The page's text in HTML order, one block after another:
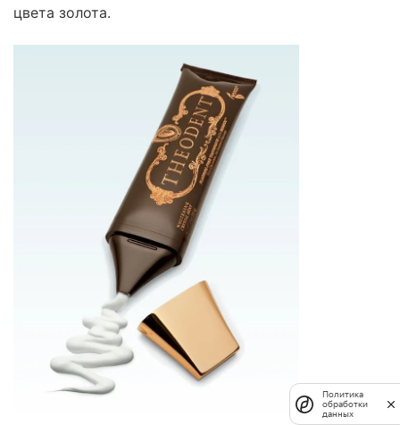
цвета золота.
Политика
обработки
данных